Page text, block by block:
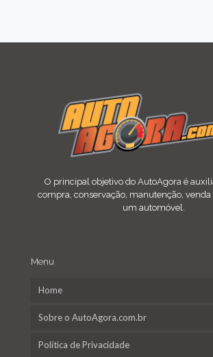
O principal objetivo do AutoAgora é
compra, conservação, manutenção,
um automóvel.
Menu
Home
Sobre o AutoAgora.com.br
Política de Privacidade